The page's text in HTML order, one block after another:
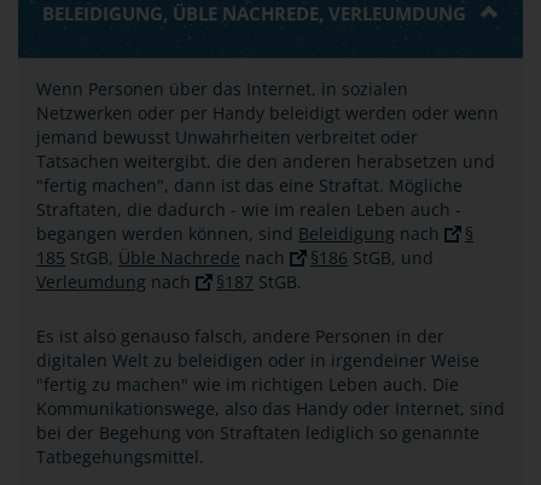
BELEIDIGUNG, ÜBLE NACHREDE, VERLEUMDUNG
Wenn Personen über das Internet, in sozialen
Netzwerken oder per Handy beleidigt werden oder wenn
jemand bewusst Unwahrheiten verbreitet oder
Tatsachen weitergibt, die den anderen herabsetzen und
"fertig machen", dann ist das eine Straftat. Mögliche
Straftaten, die dadurch - wie im realen Leben auch -
begangen werden können, sind Beleidigung nach
§
185 StGB, Üble Nachrede nach §186 StGB, und
Verleumdung nach §187 StGB.
Es ist also genauso falsch, andere Personen in der
digitalen Welt zu beleidigen oder in irgendeiner Weise
"fertig zu machen" wie im richtigen Leben auch. Die
Kommunikationswege, also das Handy oder Internet, sind
bei der Begehung von Straftaten lediglich so genannte
Tatbegehungsmittel.